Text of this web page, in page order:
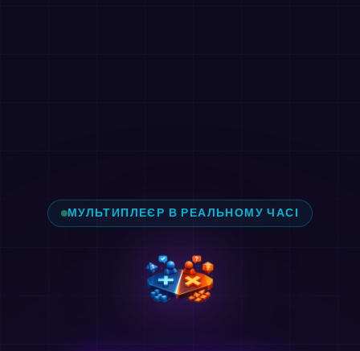
МУЛЬТИПЛЕЄР В РЕАЛЬНОМУ ЧАСІ